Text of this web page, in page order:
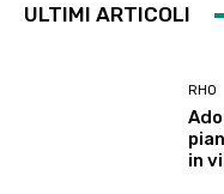
ULTIMI ARTICOLI
RHO
in